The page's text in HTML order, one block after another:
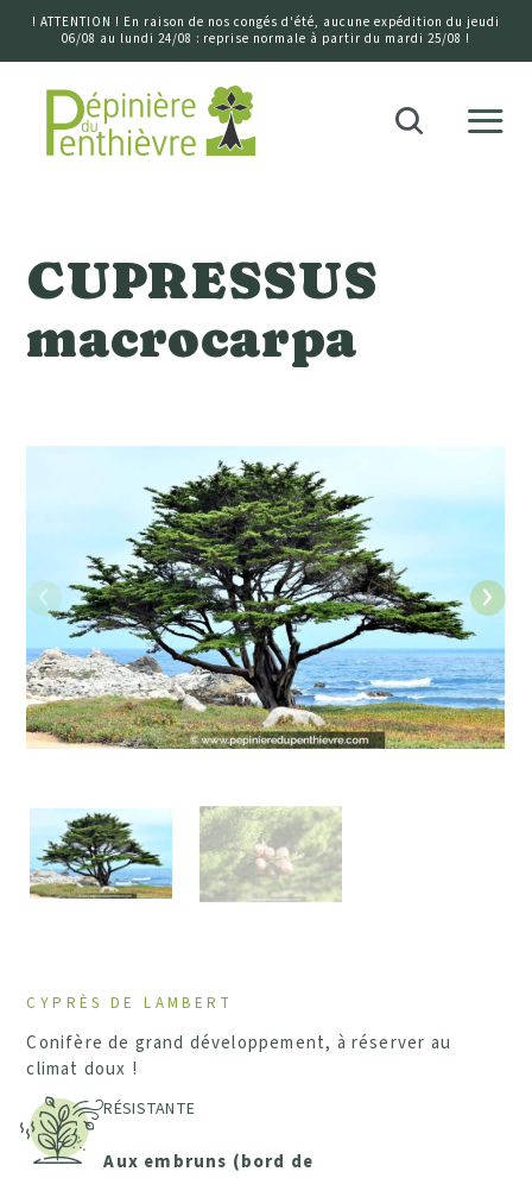
! ATTENTION ! En raison de nos congés d'été, aucune expédition du jeudi
06/08 au lundi 24/08 : reprise normale à partir du mardi 25/08 !
Accueil
Précédent
CUPRESSUS
macrocarpa
CYPRÈS DE LAMBERT
Conifère de grand développement, à réserver au
climat doux !
RÉSISTANTE
Aux embruns (bord de